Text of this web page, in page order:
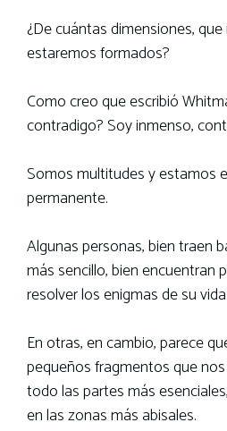
¿De cuántas dimensiones,
estaremos formados?
Como creo que escribió
contradigo? Soy inmenso,
Somos multitudes y estamos
permanente.
Algunas personas, bien traen
más sencillo, bien encuentran
resolver los enigmas de su vida.
En otras, en cambio, parece
pequeños fragmentos que
todo las partes más
en las zonas más abisales.